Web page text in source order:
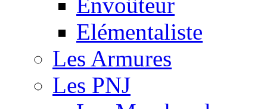
Elémentaliste
Les Armures
Les PNJ